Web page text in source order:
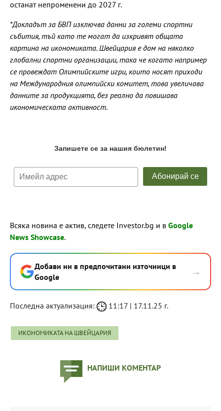
останат непроменени до 2027 г.
*Докладът за БВП изключва данни за големи спортни
събития, тъй като те могат да изкривят общата
картина на икономиката. Швейцария е дом на няколко
глобални спортни организации, така че когато например
се провеждат Олимпийските игри, които носят приходи
на Международния олимпийски комитет, това увеличава
данните за продукцията, без реално да повишава
икономическата активност.
Всяка новина е актив, следете Investor.bg и в Google
News Showcase.
Добави ни в предпочитани източници в
Google
→
Последна актуализация: 11:17 | 17.11.25 г.
ИКОНОМИКАТА НА ШВЕЙЦАРИЯ
НАПИШИ КОМЕНТАР